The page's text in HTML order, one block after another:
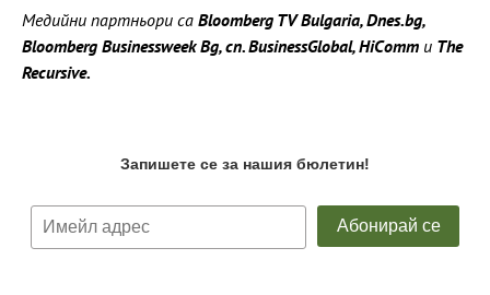
Медийни партньори са Bloomberg TV Bulgaria, Dnes.bg,
Bloomberg Businessweek Bg, сп. BusinessGlobal, HiComm и The
Recursive.